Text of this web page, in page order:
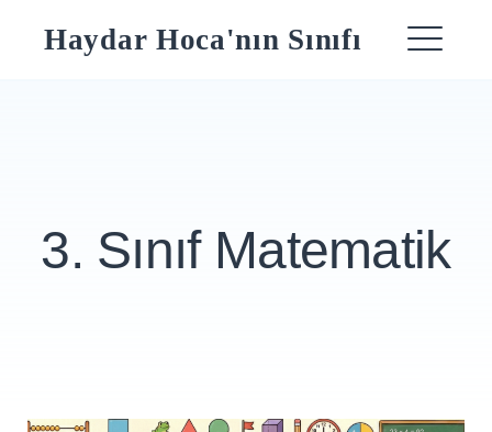
Haydar Hoca'nın Sınıfı
3. Sınıf Matematik